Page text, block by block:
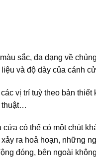
sắc, đa dạng về
và độ dày của cánh
vị trí tuỳ theo bản
thuật…
có thể có một chút
ra hoả hoạn, những
đóng, bên ngoài